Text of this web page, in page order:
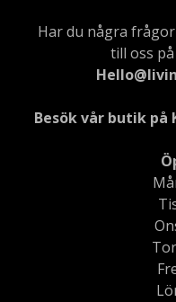
Har du några
till oss på
Besök vår butik på